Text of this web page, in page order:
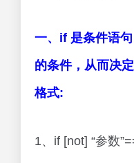
一、if 是条件语
的条件，从而决
格式:
1、if [not] “参数